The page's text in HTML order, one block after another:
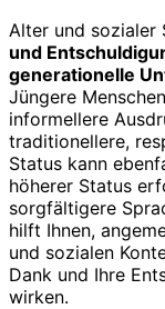
Alter und sozialer
und
generationelle
Jüngere
informellere
traditionellere,
Status kann
höherer Status
sorgfältigere
hilft Ihnen,
und sozialen
Dank und Ihre
wirken.